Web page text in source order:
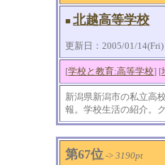
■ 北越高等学校
更新日：2005/01/
[学校と教育:高等学校] [
新潟県新潟市の私立高
報。学校生活の紹介。
第67位 ->3190pt